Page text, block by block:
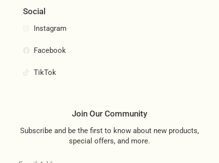
Social
Instagram
Facebook
TikTok
Join Our Community
Subscribe and be the first to know about new products,
special offers, and more.